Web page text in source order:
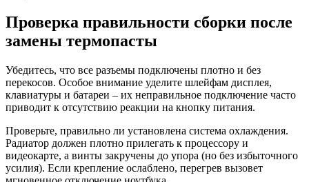
Проверка правильности сборки после
замены термопасты
Убедитесь, что все разъемы подключены плотно и без
перекосов. Особое внимание уделите шлейфам дисплея,
клавиатуры и батареи – их неправильное подключение часто
приводит к отсутствию реакции на кнопку питания.
Проверьте, правильно ли установлена система охлаждения.
Радиатор должен плотно прилегать к процессору и
видеокарте, а винты закручены до упора (но без избыточного
усилия). Если крепление ослаблено, перегрев вызовет